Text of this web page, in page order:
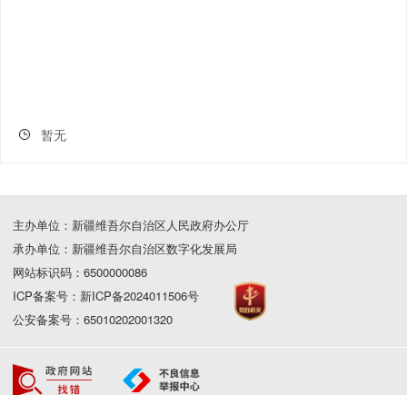
暂无
主办单位：新疆维吾尔自治区人民政府办公厅
承办单位：新疆维吾尔自治区数字化发展局
网站标识码：6500000086
ICP备案号：新ICP备2024011506号
公安备案号：65010202001320